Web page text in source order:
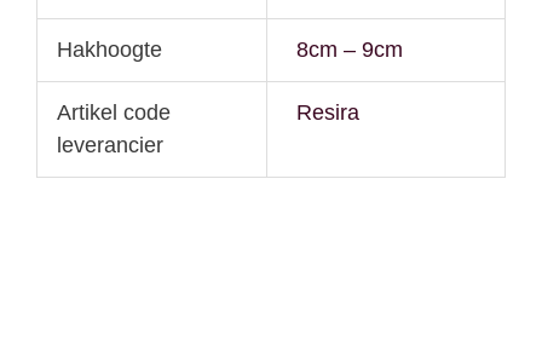
Hakhoogte 8cm – 9cm
Artikel code
leverancier
Resira